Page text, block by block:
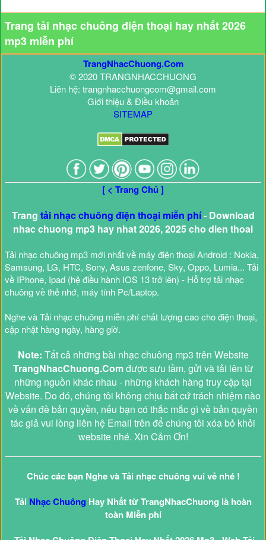
Trang tải nhạc chuông điện thoại hay nhất 2026
mp3 miễn phí
TrangNhacChuong.Com
© 2020 TRANGNHACCHUONG
Liên hệ: trangnhacchuongcom@gmail.com
Giới thiệu & Điều khoản
SITEMAP
[ < Trang Chủ ]
Trang tải nhạc chuông điện thoại miễn phí- Download
nhac chuong mp3 hay nhat 2026, 2025 cho dien thoai
Tải nhạc chuông mp3 mới nhất về máy điện thoại Android : Nokia,
Samsung, LG, HTC, Sony, Asus zenfone, Sky, Oppo, Lumia... Tải
về IPhone, Ipad (hệ điều hành IOS 13 trở lên) - Hỗ trợ tải nhạc
chuông về thẻ nhớ, máy tính Pc/Laptop.
Nghe và Tải nhạc chuông miễn phí chất lượng cao cho điện thoại,
cập nhật hàng ngày, hàng giờ.
Note: Tất cả những bài nhạc chuông mp3 trên Website
TrangNhacChuong.Comđược sưu tầm, gửi và tải lên từ
những nguồn khác nhau - những khách hàng truy cập tại
Website. Do đó, chúng tôi không chịu bất cứ trách nhiệm nào
về vấn đề bản quyền, nếu bạn có thắc mắc gì về bản quyền
tác giả vui lòng liên hệ Email trên để chúng tôi xóa bỏ khỏi
website nhé. Xin Cảm Ơn!
Chúc các bạn Nghe và Tải nhạc chuông vui vẻ nhé !
Tải Nhạc Chuông Hay Nhất từ TrangNhacChuong là hoàn
toàn Miễn phí